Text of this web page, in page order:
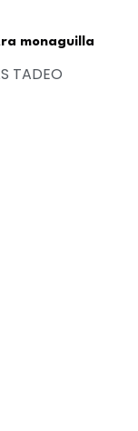
monaguilla
TADEO